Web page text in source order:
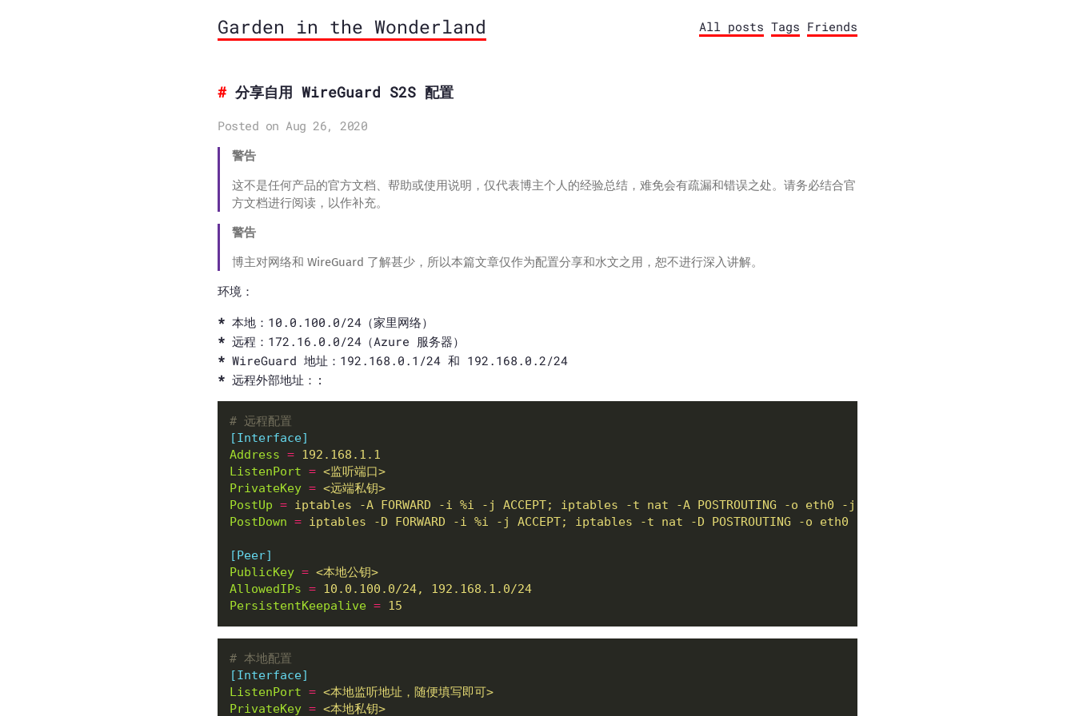
Garden in the Wonderland All posts Tags Friends
分享自用 WireGuard S2S 配置
Posted on Aug 26, 2020
警告
这不是任何产品的官方文档、帮助或使用说明，仅代表博主个人的经验总结，难免会有疏漏和错误之处。请务必结合官
方文档进行阅读，以作补充。
警告
博主对网络和 WireGuard 了解甚少，所以本篇文章仅作为配置分享和水文之用，恕不进行深入讲解。
环境：
本地：10.0.100.0/24（家里网络）
远程：172.16.0.0/24（Azure 服务器）
WireGuard 地址：192.168.0.1/24 和 192.168.0.2/24
远程外部地址： :
# 远程配置
[Interface]
Address = 192.168.1.1
ListenPort = <监听端口>
PrivateKey = <远端私钥>
PostUp = iptables -A FORWARD -i %i -j ACCEPT; iptables -t nat -A POSTROUTING -o eth0 -j MASQUERADE
PostDown = iptables -D FORWARD -i %i -j ACCEPT; iptables -t nat -D POSTROUTING -o eth0 -j MASQUERADE
[Peer]
PublicKey = <本地公钥>
AllowedIPs = 10.0.100.0/24, 192.168.1.0/24
PersistentKeepalive = 15
# 本地配置
[Interface]
ListenPort = <本地监听地址，随便填写即可>
PrivateKey = <本地私钥>